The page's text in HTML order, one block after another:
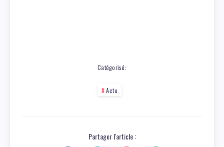
Catégorisé:
Actu
Partager l'article :